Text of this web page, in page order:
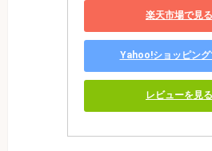
楽天市場で見る
Yahoo!ショッピング
レビューを見る